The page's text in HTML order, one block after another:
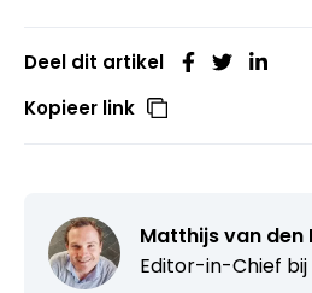
Deel dit artikel
Kopieer link
Matthijs van den
Editor-in-Chief bij